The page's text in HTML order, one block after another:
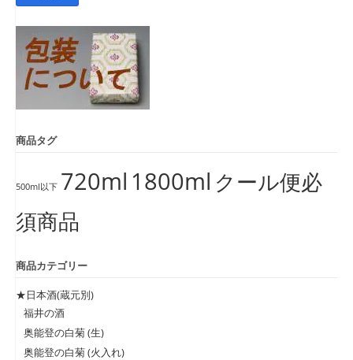
商品タグ
500ml以下 720ml 1800ml クール便必
須商品
商品カテゴリー
★日本酒(蔵元別)
福井の酒
奥能登の白菊 (生)
奥能登の白菊 (火入れ)